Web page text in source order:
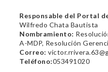
Responsable del Portal
Wilfredo Chata Bautista
Nombramiento:
A-MDP, Resolución
Correo:
Teléfono:053491020